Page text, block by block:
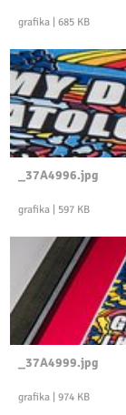
grafika 685 KB
_37A4996.jpg
grafika 597 KB
_37A4999.jpg
grafika 974 KB